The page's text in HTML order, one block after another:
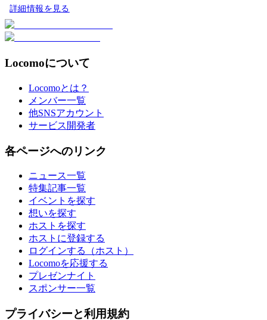
詳細情報を見る
Locomoについて
Locomoとは？
メンバー一覧
他SNSアカウント
サービス開発者
各ページへのリンク
ニュース一覧
特集記事一覧
イベントを探す
想いを探す
ホストを探す
ホストに登録する
ログインする（ホスト）
Locomoを応援する
プレゼンナイト
スポンサー一覧
プライバシーと利用規約